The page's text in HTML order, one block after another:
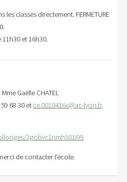
les classes directement. FERMETURE
et 16h30.
Gaëlle CHATEL
68 30 et ce.0010416x@ac-lyon.fr.
2gobvc1nmh501j99
de contacter l’école.